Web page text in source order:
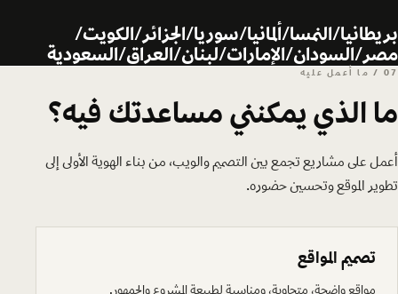
بريطانيا النمسا ألمانيا سوريا الجزائر الكويت
مصر السودان الإمارات لبنان العراق السعودية 07 / ما أعمل عليه
ما الذي يمكنني مساعدتك فيه؟
أعمل على مشاريع تجمع بين التصميم والويب، من بناء الهوية الأولى إلى
تطوير الموقع وتحسين حضوره.
تصميم المواقع